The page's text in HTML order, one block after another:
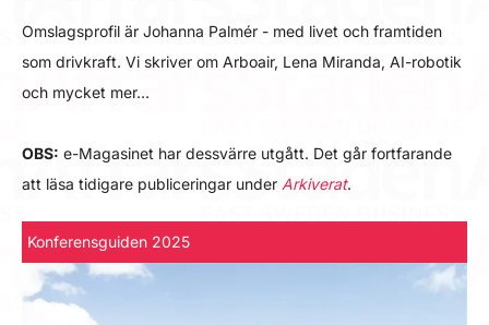
Omslagsprofil är Johanna Palmér - med livet och framtiden
som drivkraft. Vi skriver om Arboair, Lena Miranda, AI-robotik
och mycket mer…
OBS: e-Magasinet har dessvärre utgått. Det går fortfarande
att läsa tidigare publiceringar under Arkiverat.
Konferensguiden 2025